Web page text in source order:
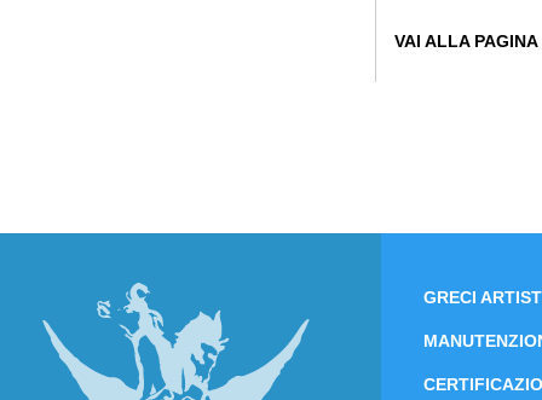
VAI ALLA PAGINA
GRECI